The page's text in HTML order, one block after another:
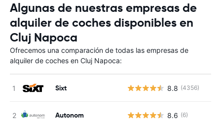
Algunas de nuestras empresas de
alquiler de coches disponibles en
Cluj Napoca
Ofrecemos una comparación de todas las empresas de
alquiler de coches en Cluj Napoca:
Sixt 8.8 (4356)
Autonom 8.6 (6)